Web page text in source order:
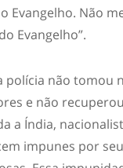
Evangelho. Não
Evangelho”.
polícia não tomou
e não
a Índia,
impunes por